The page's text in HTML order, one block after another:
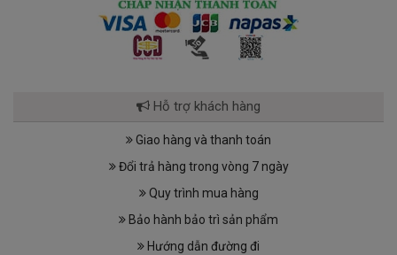
Hỗ trợ khách hàng
Giao hàng và thanh toán
Đổi trả hàng trong vòng 7 ngày
Quy trình mua hàng
Bảo hành bảo trì sản phẩm
Hướng dẫn đường đi